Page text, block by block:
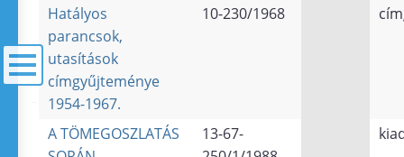
Hatályos
parancsok,
utasítások
címgyűjteménye
1954-1967.
10-230/1968
A TÖMEGOSZLATÁS
13-67-